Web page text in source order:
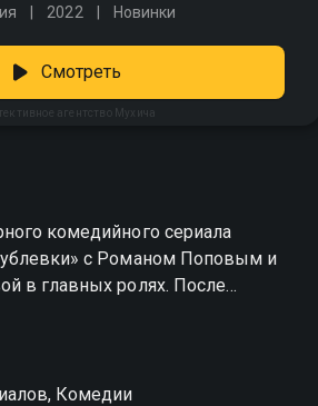
2022 Новинки
агентство Мухича
Смотреть
комедийного сериала
с Романом Поповым и
в главных ролях. После
с участием вора Мухича
агентство в Барвихе.
за самые необычные
Комедии